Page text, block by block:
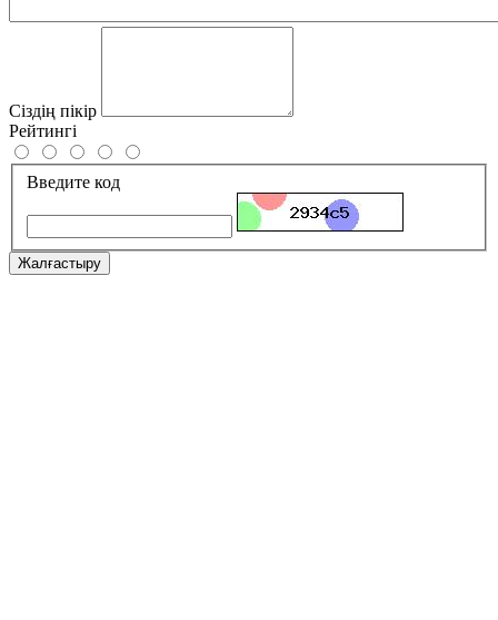
Сіздің пікір
Рейтингі
Введите код
Жалғастыру